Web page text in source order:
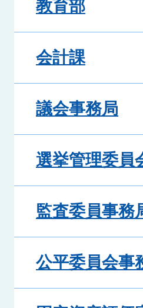
教育部
会計課
議会事務局
選挙管理委員
監査委員事務
公平委員会事